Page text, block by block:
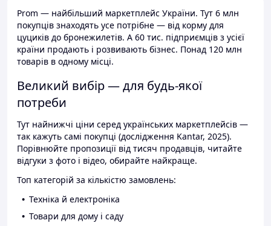
Prom — найбільший маркетплейс України. Тут 6 млн
покупців знаходять усе потрібне — від корму для
цуциків до бронежилетів. А 60 тис. підприємців з усієї
країни продають і розвивають бізнес. Понад 120 млн
товарів в одному місці.
Великий вибір — для будь-якої
потреби
Тут найнижчі ціни серед українських маркетплейсів —
так кажуть самі покупці (дослідження Kantar, 2025).
Порівнюйте пропозиції від тисяч продавців, читайте
відгуки з фото і відео, обирайте найкраще.
Топ категорій за кількістю замовлень:
Техніка й електроніка
Товари для дому і саду